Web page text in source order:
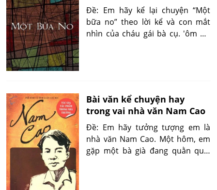
Đề: Em hãy kể lại chuyện “Một
bữa no” theo lời kể và con mắt
nhìn của cháu gái bà cụ. 'ôm ấy,
Bài văn kể chuyện hay
trong vai nhà văn Nam Cao
Đề: Em hãy tưởng tượng em là
nhà văn Nam Cao. Một hôm, em
gặp một bà già đang quằn quại